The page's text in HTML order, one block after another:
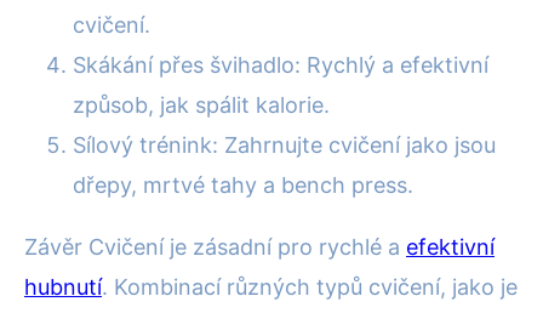
cvičení.
Skákání přes švihadlo: Rychlý a efektivní
způsob, jak spálit kalorie.
Sílový trénink: Zahrnujte cvičení jako jsou
dřepy, mrtvé tahy a bench press.
Závěr Cvičení je zásadní pro rychlé a efektivní
hubnutí. Kombinací různých typů cvičení, jako je